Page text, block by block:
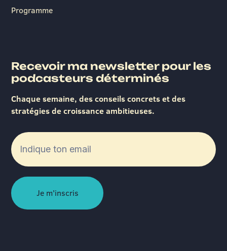
Programme
Recevoir ma newsletter pour les
podcasteurs déterminés
Chaque semaine, des conseils concrets et des
stratégies de croissance ambitieuses.